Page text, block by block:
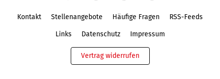
Kontakt Stellenangebote Häufige Fragen RSS-Feeds
Links Datenschutz Impressum
Vertrag widerrufen